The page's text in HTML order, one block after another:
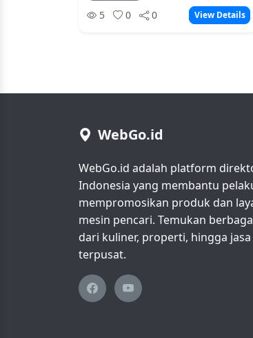
5 0 0 View Details
WebGo.id
WebGo.id adalah platform
Indonesia yang membantu
mempromosikan produk dan
mesin pencari. Temukan
dari kuliner, properti, hingga
terpusat.